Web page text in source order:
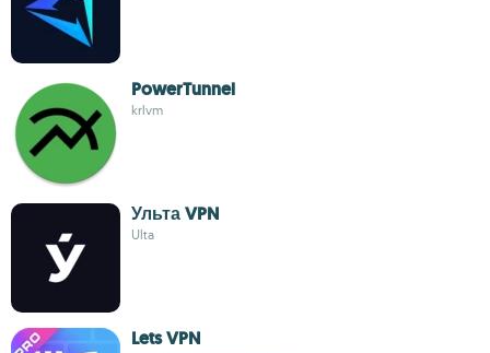
PowerTunnel
krlvm
Ульта VPN
Ulta
Lets VPN